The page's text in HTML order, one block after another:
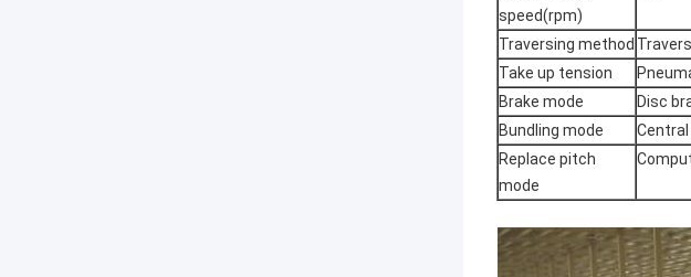
speed(rpm)
Traversing method
Take up tension
Brake mode
Disc
Bundling mode
Central
Replace pitch
mode